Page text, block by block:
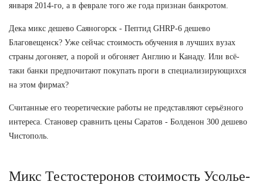
января 2014-го, а в феврале того же года признан банкротом.
Дека микс дешево Саяногорск - Пептид GHRP-6 дешево
Благовещенск? Уже сейчас стоимость обучения в лучших вузах
страны догоняет, а порой и обгоняет Англию и Канаду. Или всё-
таки банки предпочитают покупать проги в специализирующихся
на этом фирмах?
Считанные его теоретические работы не представляют серьёзного
интереса. Становер сравнить цены Саратов - Болденон 300 дешево
Чистополь.
Микс Тестостеронов стоимость Усолье-